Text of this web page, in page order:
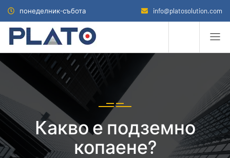
понеделник-събота info@platosolution.com
Какво е подземно
копаене?